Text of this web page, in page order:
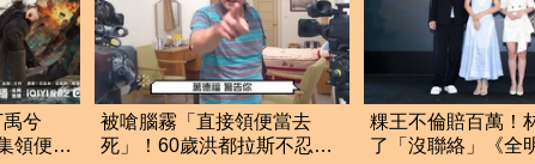
兮
領便
被嗆腦霧「直接領便當去
死」！60歲洪都拉斯不忍
粿王不倫賠百萬！
了「沒聯絡」《全